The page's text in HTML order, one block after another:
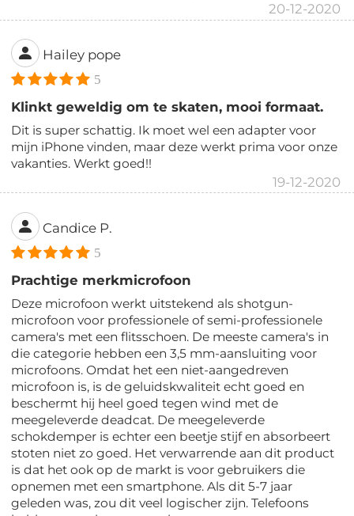
20-12-2020
Hailey pope
5
Klinkt geweldig om te skaten, mooi formaat.
Dit is super schattig. Ik moet wel een adapter voor
mijn iPhone vinden, maar deze werkt prima voor onze
vakanties. Werkt goed!!
19-12-2020
Candice P.
5
Prachtige merkmicrofoon
Deze microfoon werkt uitstekend als shotgun-
microfoon voor professionele of semi-professionele
camera's met een flitsschoen. De meeste camera's in
die categorie hebben een 3,5 mm-aansluiting voor
microfoons. Omdat het een niet-aangedreven
microfoon is, is de geluidskwaliteit echt goed en
beschermt hij heel goed tegen wind met de
meegeleverde deadcat. De meegeleverde
schokdemper is echter een beetje stijf en absorbeert
stoten niet zo goed. Het verwarrende aan dit product
is dat het ook op de markt is voor gebruikers die
opnemen met een smartphone. Als dit 5-7 jaar
geleden was, zou dit veel logischer zijn. Telefoons